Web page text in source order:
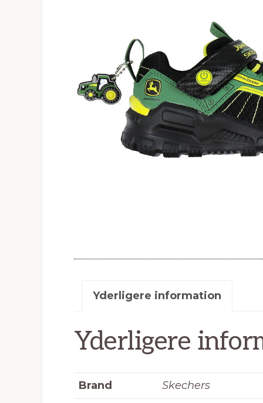
Yderligere information
Yderligere
Brand Skechers